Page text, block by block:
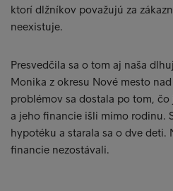
ktorí dlžníkov považujú za
neexistuje.
Presvedčila sa o tom aj naša
Monika z okresu Nové mesto
problémov sa dostala po tom,
a jeho financie išli mimo rodinu.
hypotéku a starala sa o dve deti.
financie nezostávali.